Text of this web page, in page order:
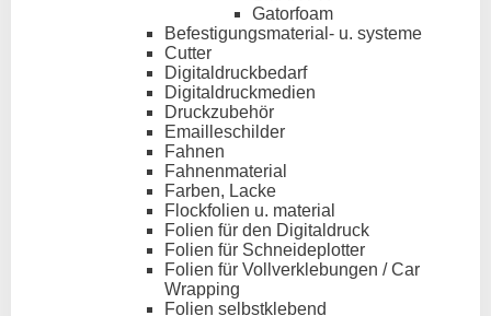
Gatorfoam
Befestigungsmaterial- u. systeme
Cutter
Digitaldruckbedarf
Digitaldruckmedien
Druckzubehör
Emailleschilder
Fahnen
Fahnenmaterial
Farben, Lacke
Flockfolien u. material
Folien für den Digitaldruck
Folien für Schneideplotter
Folien für Vollverklebungen / Car
Wrapping
Folien selbstklebend